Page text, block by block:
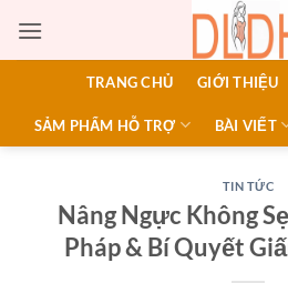
qua
TRANG CHỦ GIỚI THIỆU
SẢM PHẨM HỖ TRỢ BÀI VIẾT
TIN TỨC
Nâng Ngực Không
Pháp & Bí Quyết